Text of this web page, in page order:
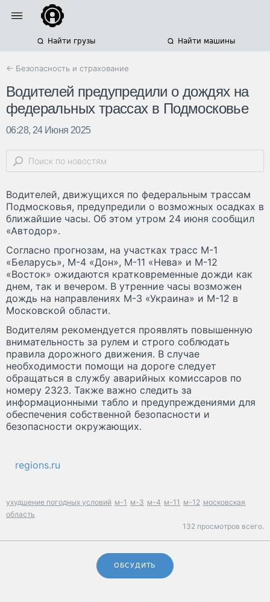
Найти грузы Найти машины
← Безопасность и страхование
Водителей предупредили о дождях на
федеральных трассах в Подмосковье
06:28, 24 Июня 2025
Водителей, движущихся по федеральным трассам
Подмосковья, предупредили о возможных осадках в
ближайшие часы. Об этом утром 24 июня сообщил
«Автодор».
Согласно прогнозам, на участках трасс М-1
«Беларусь», М-4 «Дон», М-11 «Нева» и М-12
«Восток» ожидаются кратковременные дожди как
днем, так и вечером. В утренние часы возможен
дождь на направлениях М-3 «Украина» и М-12 в
Московской области.
Водителям рекомендуется проявлять повышенную
внимательность за рулем и строго соблюдать
правила дорожного движения. В случае
необходимости помощи на дороге следует
обращаться в службу аварийных комиссаров по
номеру 2323. Также важно следить за
информационными табло и предупреждениями для
обеспечения собственной безопасности и
безопасности окружающих.
regions.ru
ухудшение погодных условий м-1 м-3 м-4 м-11 м-12 московская
область
132 просмотров всего.
ОБСУДИТЬ